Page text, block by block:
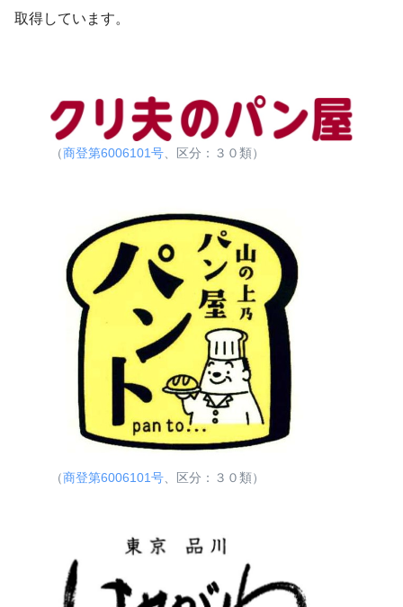
取得しています。
（商登第6006101号 、区分：３０類）
（商登第6006101号 、区分：３０類）